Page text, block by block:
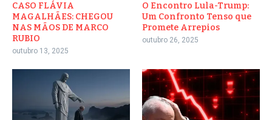
CASO FLÁVIA
MAGALHÃES: CHEGOU
NAS MÃOS DE MARCO
RUBIO
outubro 13, 2025
O Encontro Lula-Trump:
Um Confronto Tenso que
Promete Arrepios
outubro 26, 2025